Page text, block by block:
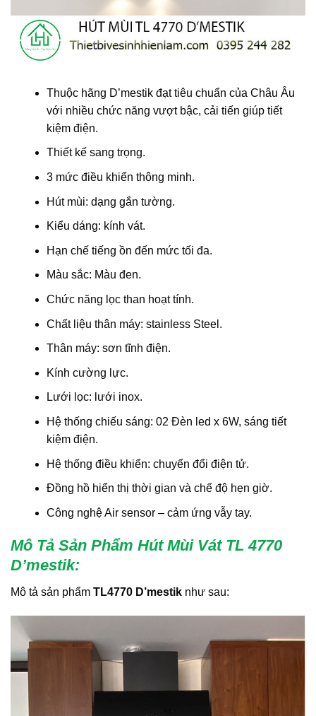
Thuộc hãng D’mestik đạt tiêu chuẩn của Châu Âu
với nhiều chức năng vượt bậc, cải tiến giúp tiết
kiệm điện.
Thiết kế sang trọng.
3 mức điều khiển thông minh.
Hút mùi: dạng gắn tường.
Kiểu dáng: kính vát.
Hạn chế tiếng ồn đến mức tối đa.
Màu sắc: Màu đen.
Chức năng lọc than hoạt tính.
Chất liệu thân máy: stainless Steel.
Thân máy: sơn tĩnh điện.
Kính cường lực.
Lưới lọc: lưới inox.
Hệ thống chiếu sáng: 02 Đèn led x 6W, sáng tiết
kiệm điện.
Hệ thống điều khiển: chuyển đổi điện tử.
Đồng hồ hiển thị thời gian và chế độ hẹn giờ.
Công nghệ Air sensor – cảm ứng vẫy tay.
Mô Tả Sản Phẩm Hút Mùi Vát TL 4770
D’mestik:
Mô tả sản phẩm TL4770 D’mestik như sau: